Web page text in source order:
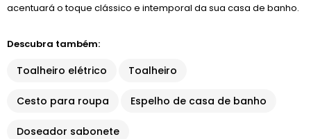
acentuará o toque clássico e intemporal da sua casa de banho.
Descubra também:
Toalheiro elétrico Toalheiro
Cesto para roupa Espelho de casa de banho
Doseador sabonete